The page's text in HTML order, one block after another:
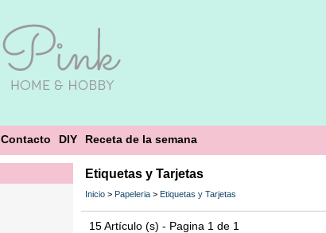
Contacto DIY Receta de la semana
Etiquetas y Tarjetas
Inicio > Papeleria > Etiquetas y Tarjetas
15 Artículo (s) - Pagina 1 de 1